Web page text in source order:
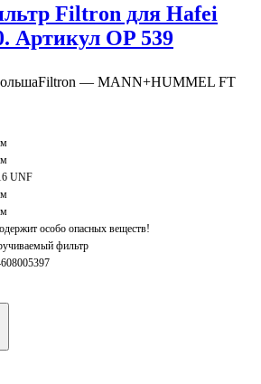
Filtron для Hafei
Артикул OP 539
Filtron — MANN+HUMMEL FT
UNF
особо опасных веществ!
фильтр